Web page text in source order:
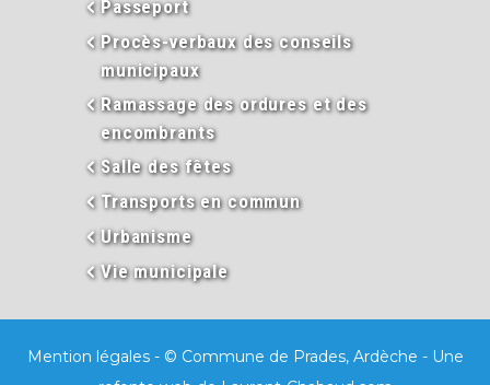
Passeport
Procès-verbaux des conseils
municipaux
Ramassage des ordures et des
encombrants
Salle des fêtes
Transports en commun
Urbanisme
Vie municipale
Mention légales- © Commune de Prades, Ardèche - Une